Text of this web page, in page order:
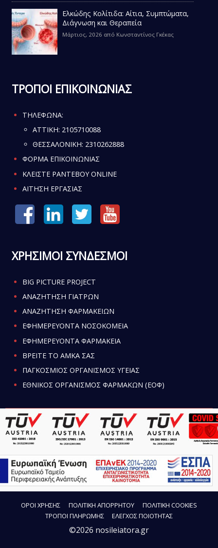
Ελκώδης Κολίτιδα: Αίτια, Συμπτώματα,
Διάγνωση και Θεραπεία
Μάρτιος, 2026 από Κωνσταντίνος Γκέκας
ΤΡΟΠΟΙ ΕΠΙΚΟΙΝΩΝΙΑΣ
ΤΗΛΕΦΩΝΑ:
ATTIKH: 2105710088
ΘΕΣΣΑΛΟΝΙΚΗ: 2310262888
ΦΟΡΜΑ ΕΠΙΚΟΙΝΩΝΙΑΣ
ΚΛΕΙΣΤΕ ΡΑΝΤΕΒΟΥ ONLINE
ΑΙΤΗΣΗ ΕΡΓΑΣΙΑΣ
ΧΡΗΣΙΜΟΙ ΣΥΝΔΕΣΜΟΙ
BIG PICTURE PROJECT
ΑΝΑΖΗΤΗΣΗ ΓΙΑΤΡΩΝ
ΑΝΑΖΗΤΗΣΗ ΦΑΡΜΑΚΕΙΩΝ
ΕΦΗΜΕΡΕΥΟΝΤΑ ΝΟΣΟΚΟΜΕΙΑ
ΕΦΗΜΕΡΕΥΟΝΤΑ ΦΑΡΜΑΚΕΙΑ
ΒΡΕΙΤΕ ΤΟ ΑΜΚΑ ΣΑΣ
ΠΑΓΚΟΣΜΙΟΣ ΟΡΓΑΝΙΣΜΟΣ ΥΓΕΙΑΣ
ΕΘΝΙΚΟΣ ΟΡΓΑΝΙΣΜΟΣ ΦΑΡΜΑΚΩΝ (ΕΟΦ)
ΟΡΟΙ ΧΡΗΣΗΣ ΠΟΛΙΤΙΚΗ ΑΠΟΡΡΗΤΟΥ
ΠΟΛΙΤΙΚΗ COOKIES
ΤΡΟΠΟΙ ΠΛΗΡΩΜΗΣ
ΕΛΕΓΧΟΣ ΠΟΙΟΤΗΤΑΣ
©2026 nosileiatora.gr